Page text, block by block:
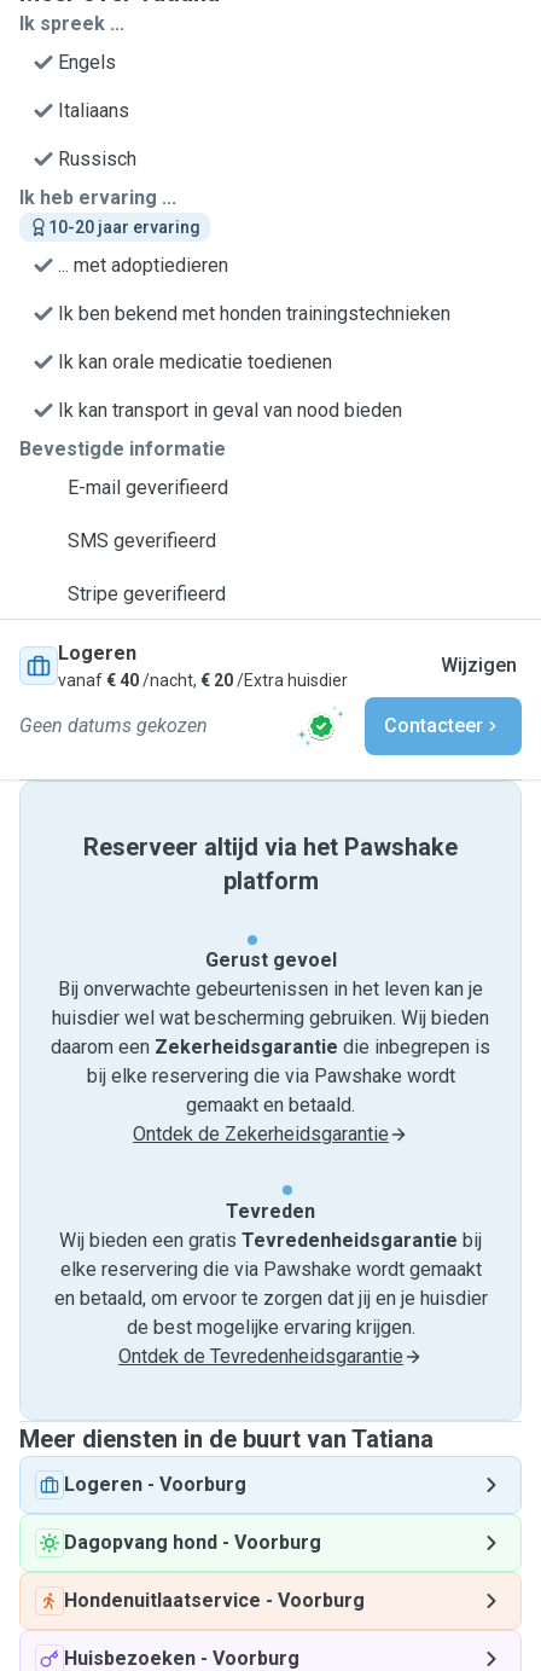
Ik spreek ...
Engels
Italiaans
Russisch
Ik heb ervaring ...
10-20 jaar ervaring
... met adoptiedieren
Ik ben bekend met honden trainingstechnieken
Ik kan orale medicatie toedienen
Ik kan transport in geval van nood bieden
Bevestigde informatie
E-mail geverifieerd
SMS geverifieerd
Stripe geverifieerd
Logeren
vanaf€ 40/nacht, € 20/Extra huisdier
Wijzigen
Geen datums gekozen Contacteer
Reserveer altijd via het Pawshake
platform
Gerust gevoel
Bij onverwachte gebeurtenissen in het leven kan je
huisdier wel wat bescherming gebruiken. Wij bieden
daarom een Zekerheidsgarantie die inbegrepen is
bij elke reservering die via Pawshake wordt
gemaakt en betaald.
Ontdek de Zekerheidsgarantie
Tevreden
Wij bieden een gratis Tevredenheids­garantie bij
elke reservering die via Pawshake wordt gemaakt
en betaald, om ervoor te zorgen dat jij en je huisdier
de best mogelijke ervaring krijgen.
Ontdek de Tevredenheidsgarantie
Meer diensten in de buurt van Tatiana
Logeren - Voorburg
Dagopvang hond - Voorburg
Hondenuitlaatservice - Voorburg
Huisbezoeken - Voorburg